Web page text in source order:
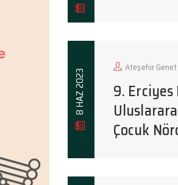
8 HAZ 2023
Ateşehir
9. Erciyes
Çocuk